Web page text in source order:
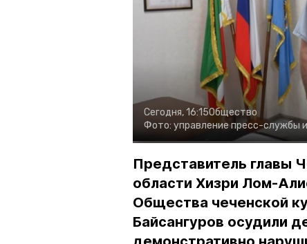
Сегодня, 16:15Общество
Фото: управление пресс-службы
Представитель главы
области Хизри Лом-
Общества чеченской
Байсангуров осудили